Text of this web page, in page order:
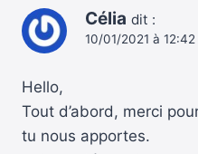
Célia dit :
10/01/2021 à 12:42
Hello,
Tout d’abord, merci
tu nous apportes.